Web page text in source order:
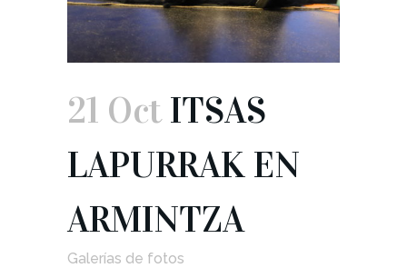
21 OctITSAS
LAPURRAK EN
ARMINTZA
Galerías de fotos